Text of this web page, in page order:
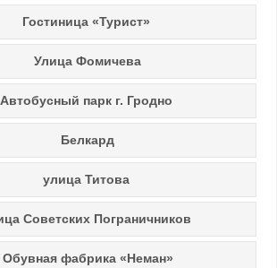
Гостиница «Турист»
Улица Фомичева
Автобусный парк г. Гродно
Белкард
улица Титова
Советских Пограничников
Обувная фабрика «Неман»